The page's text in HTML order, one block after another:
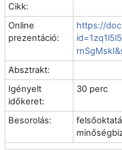
Cikk:
Online
prezentáció:
https://
Absztrakt:
Igényelt
időkeret:
30 perc
Besorolás: